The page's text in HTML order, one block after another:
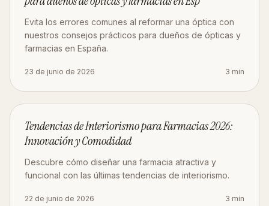
Evita los errores comunes al reformar una óptica con
nuestros consejos prácticos para dueños de ópticas y
farmacias en España.
23 de junio de 2026 3 min
Tendencias de Interiorismo para Farmacias 2026:
Innovación y Comodidad
Descubre cómo diseñar una farmacia atractiva y
funcional con las últimas tendencias de interiorismo.
22 de junio de 2026 3 min